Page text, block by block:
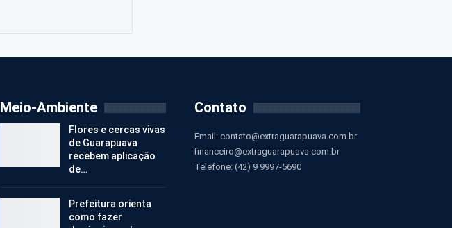
Meio-Ambiente
Flores e cercas vivas
de Guarapuava
recebem aplicação
de…
Prefeitura orienta
como fazer
Contato
Email: contato@extraguarapuava.com.br
financeiro@extraguarapuava.com.br
Telefone: (42) 9 9997-5690